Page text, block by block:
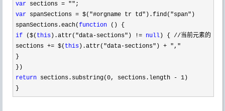
var sections = ""
var spanSections = $("#orgname tr td").find("span" )
spanSections.each(function
if ($( this ).attr("data-sections") != null ) { //当前元素的
sections += $( this ).attr("data-sections") + ","
}
return sections.substring(0, sections.length - 1 )
}